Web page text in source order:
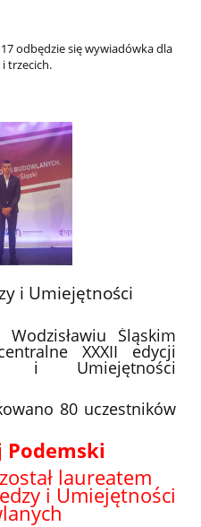
odbędzie się wywiadówka dla
trzecich.
i Umiejętności
Śląskim
XXXII edycji
i Umiejętności
80 uczestników
Podemski
laureatem
i Umiejętności